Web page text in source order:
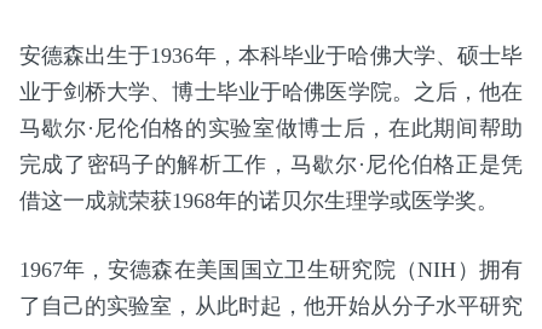
安德森出生于1936年，本科毕业于哈佛大学、硕士毕
业于剑桥大学、博士毕业于哈佛医学院。之后，他在
马歇尔·尼伦伯格的实验室做博士后，在此期间帮助
完成了密码子的解析工作，马歇尔·尼伦伯格正是凭
借这一成就荣获1968年的诺贝尔生理学或医学奖。
1967年，安德森在美国国立卫生研究院（NIH）拥有
了自己的实验室，从此时起，他开始从分子水平研究